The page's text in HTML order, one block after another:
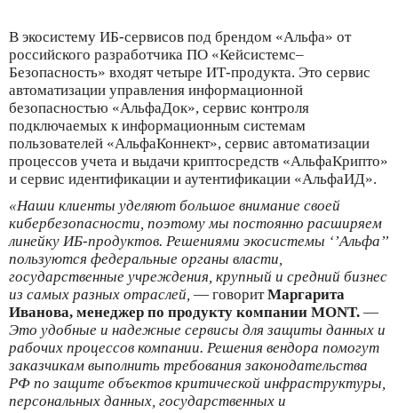
В экосистему ИБ-сервисов под брендом «Альфа» от
российского разработчика ПО «Кейсистемс–
Безопасность» входят четыре ИТ-продукта. Это сервис
автоматизации управления информационной
безопасностью «АльфаДок», сервис контроля
подключаемых к информационным системам
пользователей «АльфаКоннект», сервис автоматизации
процессов учета и выдачи криптосредств «АльфаКрипто»
и сервис идентификации и аутентификации «АльфаИД».
«Наши клиенты уделяют большое внимание своей
кибербезопасности, поэтому мы постоянно расширяем
линейку ИБ-продуктов. Решениями экосистемы ‘’Альфа’’
пользуются федеральные органы власти,
государственные учреждения, крупный и средний бизнес
из самых разных отраслей, — говоритМаргарита
Иванова, менеджер по продукту компании MONT. —
Это удобные и надежные сервисы для защиты данных и
рабочих процессов компании. Решения вендора помогут
заказчикам выполнить требования законодательства
РФ по защите объектов критической инфраструктуры,
персональных данных, государственных и